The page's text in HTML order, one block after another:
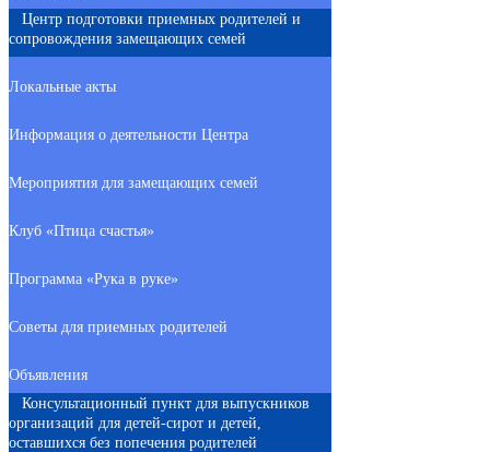
Центр подготовки приемных родителей и
сопровождения замещающих семей
Локальные акты
Информация о деятельности Центра
Мероприятия для замещающих семей
Клуб «Птица счастья»
Программа «Рука в руке»
Советы для приемных родителей
Объявления
Консультационный пункт для выпускников
организаций для детей-сирот и детей,
оставшихся без попечения родителей